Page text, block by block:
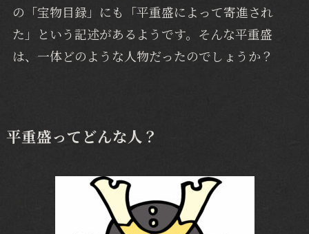
の「宝物目録」にも「平重盛によって寄進され
た」という記述があるようです。そんな平重盛
は、一体どのような人物だったのでしょうか？
平重盛ってどんな人？